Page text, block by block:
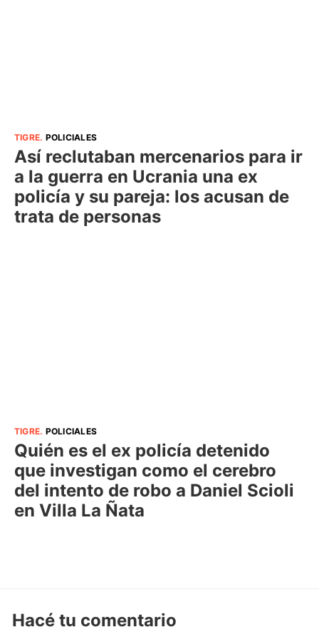
TIGRE. POLICIALES
Así reclutaban mercenarios para ir
a la guerra en Ucrania una ex
policía y su pareja: los acusan de
trata de personas
TIGRE. POLICIALES
Quién es el ex policía detenido
que investigan como el cerebro
del intento de robo a Daniel Scioli
en Villa La Ñata
Hacé tu comentario